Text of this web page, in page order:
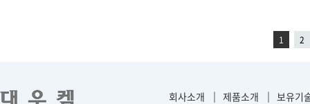
1 2
회사소개 제품소개 보유기